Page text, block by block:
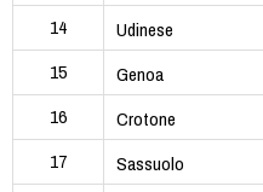
14
Udinese
15
Genoa
16
Crotone
17
Sassuolo